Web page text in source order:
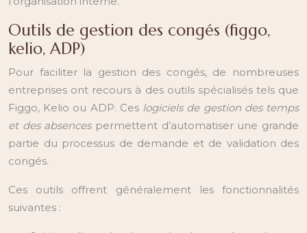
Outils de gestion des congés (figgo,
kelio, ADP)
Pour faciliter la gestion des congés, de nombreuses
entreprises ont recours à des outils spécialisés tels que
Figgo, Kelio ou ADP. Ces logiciels de gestion des temps
et des absences permettent d’automatiser une grande
partie du processus de demande et de validation des
congés.
Ces outils offrent généralement les fonctionnalités
suivantes :